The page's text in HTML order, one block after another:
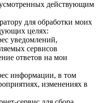
действующим
для обработки моих
целях:
уведомлений,
сервисов
ответов на мои
информации, в том
изменениях в